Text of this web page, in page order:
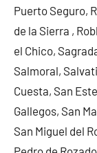
Puerto Seguro,
de la Sierra ,
el Chico,
Salmoral,
Cuesta, San
Gallegos, San
San Miguel del